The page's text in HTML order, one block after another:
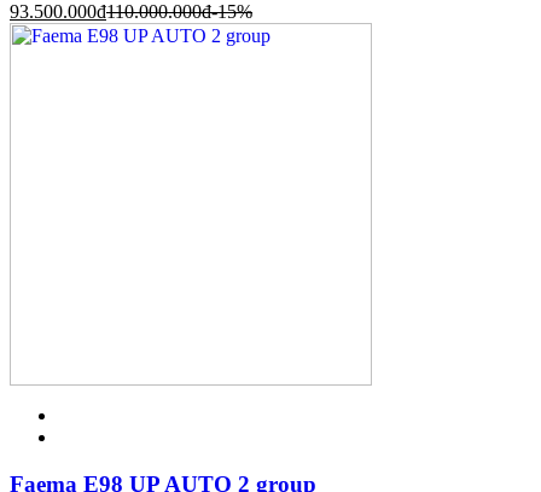
93.500.000đ110.000.000đ-15%
Faema E98 UP AUTO 2 group